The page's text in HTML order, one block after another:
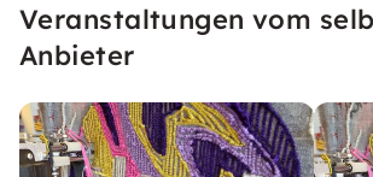
direkt mitnehmen.
Veranstaltungen vom
Anbieter